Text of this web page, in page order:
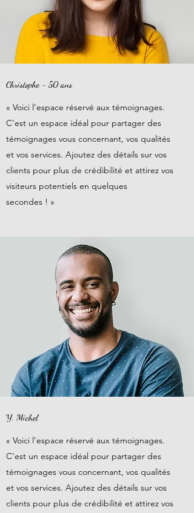
Christophe - 50 ans
« Voici l'espace réservé aux témoignages.
C'est un espace idéal pour partager des
témoignages vous concernant, vos qualités
et vos services. Ajoutez des détails sur vos
clients pour plus de crédibilité et attirez vos
visiteurs potentiels en quelques
secondes ! »
Y. Michel
« Voici l'espace réservé aux témoignages.
C'est un espace idéal pour partager des
témoignages vous concernant, vos qualités
et vos services. Ajoutez des détails sur vos
clients pour plus de crédibilité et attirez vos